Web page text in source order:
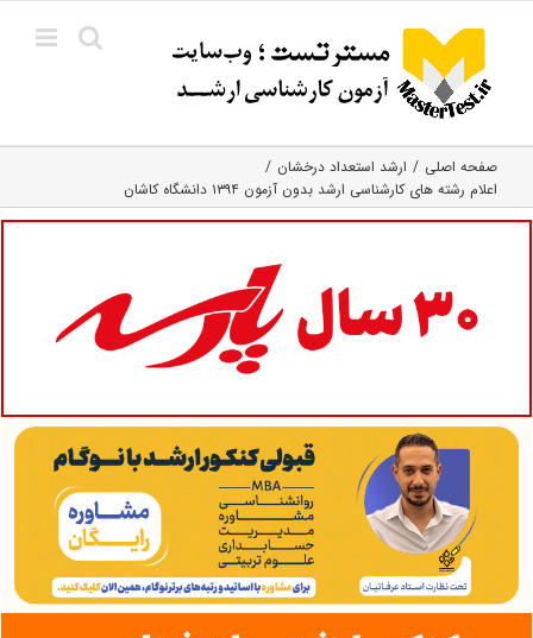
content
صفحه اصلی
ارشد استعداد درخشان
اعلام رشته های کارشناسی ارشد بدون آزمون ۱۳۹۴ دانشگاه کاشان